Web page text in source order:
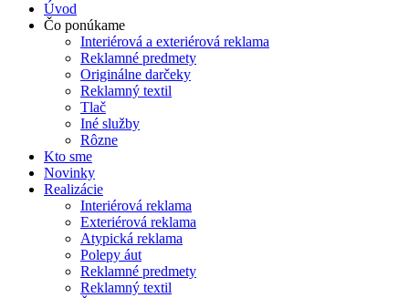
Úvod
Čo ponúkame
Interiérová a exteriérová reklama
Reklamné predmety
Originálne darčeky
Reklamný textil
Tlač
Iné služby
Rôzne
Kto sme
Novinky
Realizácie
Interiérová reklama
Exteriérová reklama
Atypická reklama
Polepy áut
Reklamné predmety
Reklamný textil